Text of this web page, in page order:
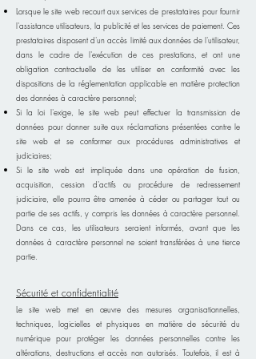
Lorsque le site web recourt aux services de prestataires pour fournir
l'assistance utilisateurs, la publicité et les services de paiement. Ces
prestataires disposent d'un accès limité aux données de l'utilisateur,
dans le cadre de l'exécution de ces prestations, et ont une
obligation contractuelle de les utiliser en conformité avec les
dispositions de la réglementation applicable en matière protection
des données à caractère personnel;
Si la loi l'exige, le site web peut effectuer la transmission de
données pour donner suite aux réclamations présentées contre le
site web et se conformer aux procédures administratives et
judiciaires;
Si le site web est impliquée dans une opération de fusion,
acquisition, cession d'actifs ou procédure de redressement
judiciaire, elle pourra être amenée à céder ou partager tout ou
partie de ses actifs, y compris les données à caractère personnel.
Dans ce cas, les utilisateurs seraient informés, avant que les
données à caractère personnel ne soient transférées à une tierce
partie.
Sécurité et confidentialité
Le site web met en œuvre des mesures organisationnelles,
techniques, logicielles et physiques en matière de sécurité du
numérique pour protéger les données personnelles contre les
altérations, destructions et accès non autorisés. Toutefois, il est à